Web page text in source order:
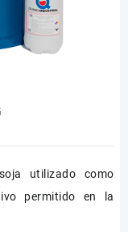
utilizado como
permitido en la